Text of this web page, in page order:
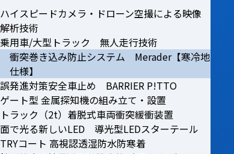
ハイスピードカメラ・ドローン空撮による映像
解析技術
乗用車/大型トラック 無人走行技術
衝突巻き込み防止システム Merader【寒冷地
仕様】
誤発進対策安全車止め BARRIER P!TTO
ゲート型 金属探知機の組み立て・設置
トラック（2t）着脱式車両衝突緩衝装置
面で光る新しいLED 導光型LEDスターテール
TRYコート 高視認透湿防水防寒着